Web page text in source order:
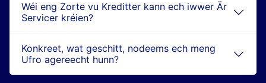
Wéi eng Zorte vu Kreditter kann ech iwwer Är
Servicer kréien?
Konkreet, wat geschitt, nodeems ech meng
Ufro agereecht hunn?